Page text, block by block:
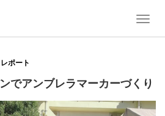
T
e
a
ポート
でアンブレラマーカーづくり